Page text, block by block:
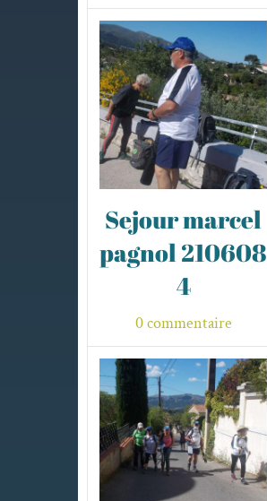
Sejour marcel
pagnol 210608
4
0 commentaire